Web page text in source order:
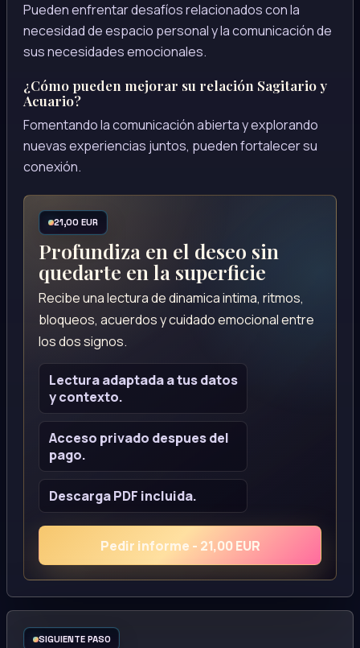
Pueden enfrentar desafíos relacionados con la
necesidad de espacio personal y la comunicación de
sus necesidades emocionales.
¿Cómo pueden mejorar su relación Sagitario y
Acuario?
Fomentando la comunicación abierta y explorando
nuevas experiencias juntos, pueden fortalecer su
conexión.
21,00 EUR
Profundiza en el deseo sin
quedarte en la superficie
Recibe una lectura de dinamica intima, ritmos,
bloqueos, acuerdos y cuidado emocional entre
los dos signos.
Lectura adaptada a tus datos
y contexto.
Acceso privado despues del
pago.
Descarga PDF incluida.
Pedir informe - 21,00 EUR
SIGUIENTE PASO